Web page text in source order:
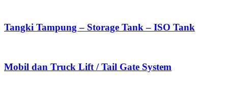
Tangki Tampung – Storage Tank – ISO Tank
Mobil dan Truck Lift / Tail Gate System